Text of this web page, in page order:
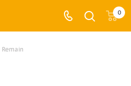
0
Remain